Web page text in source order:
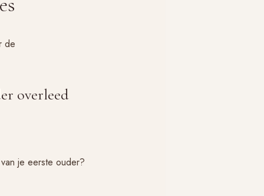
de
overleed
je eerste ouder?